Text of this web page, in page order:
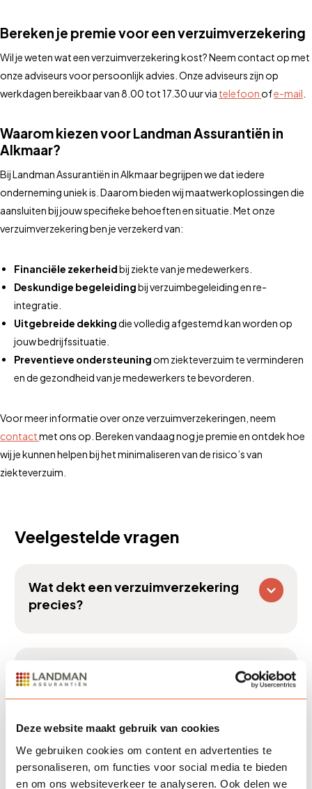
Deze website maakt gebruik van cookies
We gebruiken cookies om content en advertenties te
personaliseren, om functies voor social media te bieden
en om ons websiteverkeer te analyseren. Ook delen we
Bereken je premie voor een verzuimverzekering
Wil je weten wat een verzuimverzekering kost? Neem contact op met
onze adviseurs voor persoonlijk advies. Onze adviseurs zijn op
werkdagen bereikbaar van 8.00 tot 17.30 uur via telefoonofe-mail
Waarom kiezen voor Landman Assurantiën in
Alkmaar?
Bij Landman Assurantiën in Alkmaar begrijpen we dat iedere
onderneming uniek is. Daarom bieden wij maatwerkoplossingen die
aansluiten bij jouw specifieke behoeften en situatie. Met onze
verzuimverzekering ben je verzekerd van:
Financiële zekerheidbij ziekte van je medewerkers.
Deskundige begeleidingbij verzuimbegeleiding en re-
integratie.
Uitgebreide dekkingdie volledig afgestemd kan worden op
jouw bedrijfssituatie.
Preventieve ondersteuningom ziekteverzuim te verminderen
en de gezondheid van je medewerkers te bevorderen.
Voor meer informatie over onze verzuimverzekeringen, neem
contactmet ons op. Bereken vandaag nog je premie en ontdek hoe
wij je kunnen helpen bij het minimaliseren van de risico’s van
ziekteverzuim.
Veelgestelde vragen
Wat dekt een verzuimverzekering
precies?
Hoe lang moet ik als werkgever het
loon doorbetalen bij ziekte?
Kan ik zelf mijn dekking kiezen?